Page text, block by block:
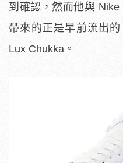
到確認，然而他與
帶來的正是早前流出
Lux Chukka。